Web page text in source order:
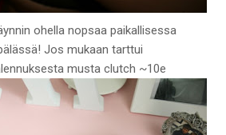
ohella nopsaa paikallisessa
Jos mukaan tarttui
musta clutch ~10e